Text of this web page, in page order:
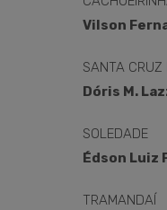
Vilson
SANTA CRUZ
Dóris M.
SOLEDADE
Édson Luiz
TRAMANDAÍ